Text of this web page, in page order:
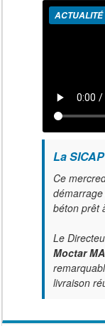
La
Ce
béton prêt
Le
Moctar
livraison